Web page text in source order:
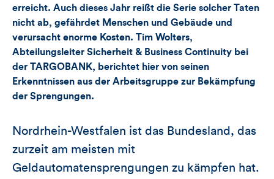
dieses
Artikels
erreicht. Auch dieses Jahr reißt die Serie solcher Taten
nicht ab, gefährdet Menschen und Gebäude und
verursacht enorme Kosten. Tim Wolters,
Abteilungsleiter Sicherheit & Business Continuity bei
der TARGOBANK, berichtet hier von seinen
Erkenntnissen aus der Arbeitsgruppe zur Bekämpfung
der Sprengungen.
Nordrhein-Westfalen ist das Bundesland, das
zurzeit am meisten mit
Geldautomatensprengungen zu kämpfen hat.